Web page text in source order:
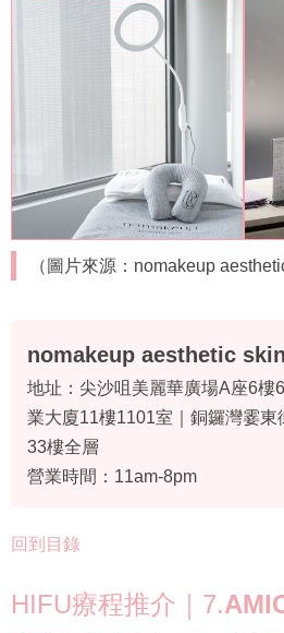
（圖片來源：nomakeup
nomakeup aesthetic skin
地址：尖沙咀美麗華廣場A座6樓
業大廈11樓1101室｜銅鑼灣霎
33樓全層
營業時間：11am-8pm
回到目錄
HIFU療程推介｜7.